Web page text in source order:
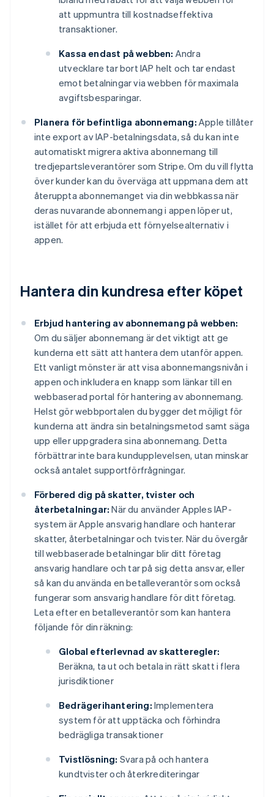
att uppmuntra till kostnadseffektiva
transaktioner.
Kassa endast på webben: Andra
utvecklare tar bort IAP helt och tar endast
emot betalningar via webben för maximala
avgiftsbesparingar.
Planera för befintliga abonnemang: Apple tillåter
inte export av IAP-betalningsdata, så du kan inte
automatiskt migrera aktiva abonnemang till
tredjepartsleverantörer som Stripe. Om du vill flytta
över kunder kan du överväga att uppmana dem att
återuppta abonnemanget via din webbkassa när
deras nuvarande abonnemang i appen löper ut,
istället för att erbjuda ett förnyelsealternativ i
appen.
Hantera din kundresa efter köpet
Erbjud hantering av abonnemang på webben:
Om du säljer abonnemang är det viktigt att ge
kunderna ett sätt att hantera dem utanför appen.
Ett vanligt mönster är att visa abonnemangsnivån i
appen och inkludera en knapp som länkar till en
webbaserad portal för hantering av abonnemang.
Helst gör webbportalen du bygger det möjligt för
kunderna att ändra sin betalningsmetod samt säga
upp eller uppgradera sina abonnemang. Detta
förbättrar inte bara kundupplevelsen, utan minskar
också antalet supportförfrågningar.
Förbered dig på skatter, tvister och
återbetalningar: När du använder Apples IAP-
system är Apple ansvarig handlare och hanterar
skatter, återbetalningar och tvister. När du övergår
till webbaserade betalningar blir ditt företag
ansvarig handlare och tar på sig detta ansvar, eller
så kan du använda en betalleverantör som också
fungerar som ansvarig handlare för ditt företag.
Leta efter en betalleverantör som kan hantera
följande för din räkning:
Global efterlevnad av skatteregler:
Beräkna, ta ut och betala in rätt skatt i flera
jurisdiktioner
Bedrägerihantering: Implementera
system för att upptäcka och förhindra
bedrägliga transaktioner
Tvistlösning: Svara på och hantera
kundtvister och återkrediteringar